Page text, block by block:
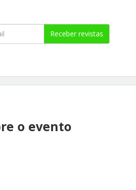
Receber revistas
o evento